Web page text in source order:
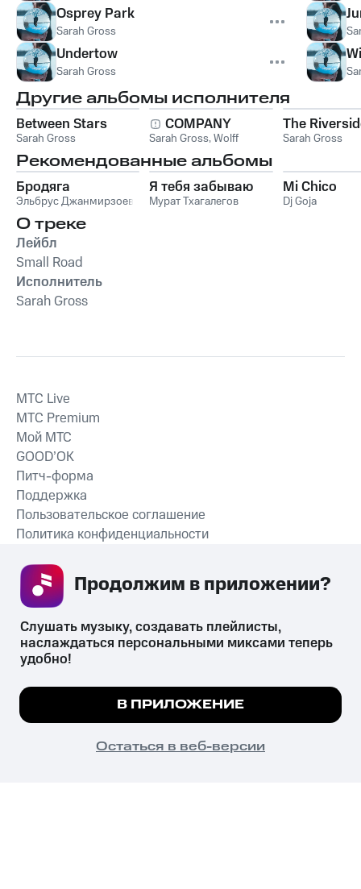
Osprey Park
Sarah Gross
Undertow
Sarah Gross
Другие альбомы исполнителя
Between Stars
Sarah Gross
COMPANY
Sarah Gross,Wolff
The
Sarah Gross
Рекомендованные альбомы
Бродяга
Эльбрус Джанмирзоев
Я тебя забываю
Мурат Тхагалегов
Mi Chico
Dj Goja
О треке
Лейбл
Small Road
Исполнитель
Sarah Gross
СКАЧАТЬ ПРИЛОЖЕНИЕ
MTС Live
MTС Premium
Мой МТС
GOOD’OK
Питч-форма
Поддержка
Пользовательское соглашение
Политика конфиденциальности
психотропных веществ, их аналогов причиняет вред здоровью,
их незаконный оборот запрещён и влечёт установленную
законодательством ответственность.
© 2026 ООО «КИОН».
Все права защищены
Мы используем куки, чтобы на сайте все
Подробнее
ПОНЯТНО
Слушать музыку, создавать плейлисты,
наслаждаться персональными миксами теперь
удобно!
В ПРИЛОЖЕНИЕ
Остаться в веб-версии